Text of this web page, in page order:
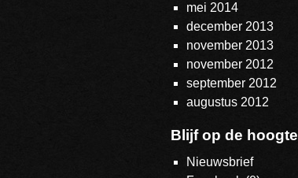
mei 2014
december 2013
november 2013
november 2012
september 2012
augustus 2012
Blijf op de hoogte
Nieuwsbrief